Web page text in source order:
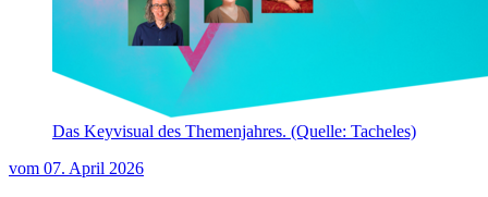
Das Keyvisual des Themenjahres. (Quelle: Tacheles)
vom 07. April 2026